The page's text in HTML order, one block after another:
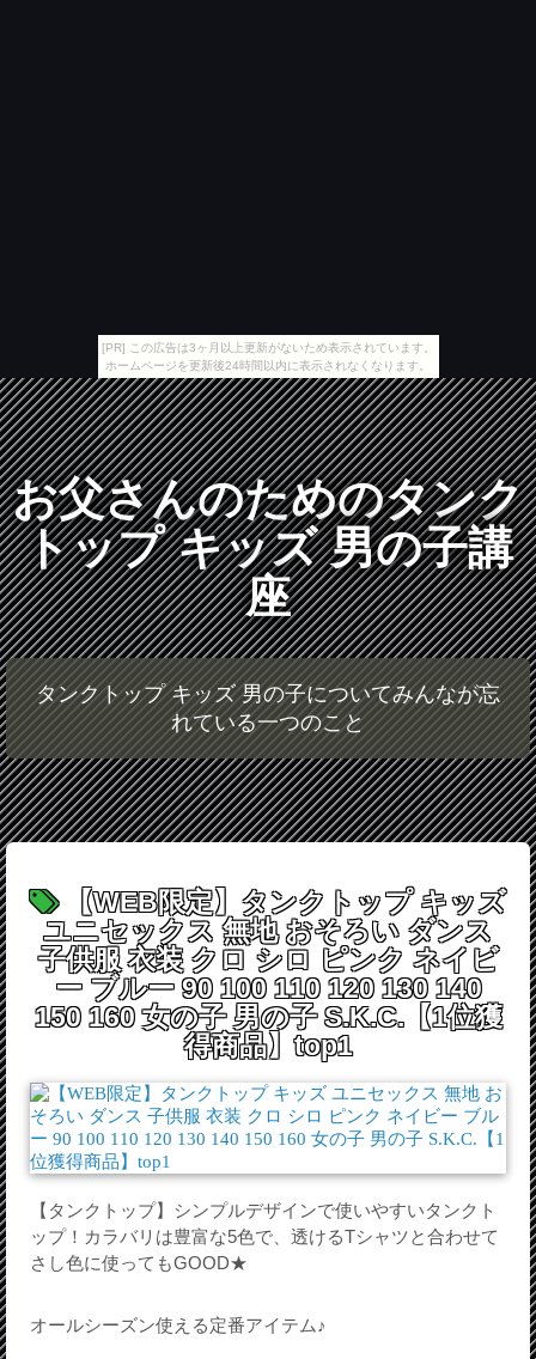
[PR] この広告は3ヶ月以上更新がないため表示されています。
ホームページを更新後24時間以内に表示されなくなります。
お父さんのためのタンク
トップ キッズ 男の子講
座
タンクトップ キッズ 男の子についてみんなが忘
れている一つのこと
【WEB限定】タンクトップ キッズ
ユニセックス 無地 おそろい ダンス
子供服 衣装 クロ シロ ピンク ネイビ
ー ブルー 90 100 110 120 130 140
150 160 女の子 男の子 S.K.C.【1位獲
得商品】top1
【タンクトップ】シンプルデザインで使いやすいタンクト
ップ！カラバリは豊富な5色で、透けるTシャツと合わせて
さし色に使ってもGOOD★
オールシーズン使える定番アイテム♪